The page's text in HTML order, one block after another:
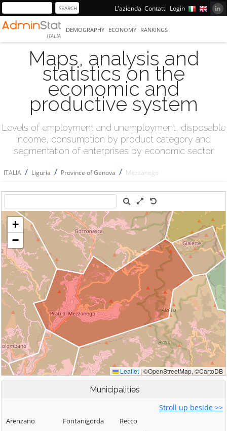
L'azienda Contatti Login
ITALIA
DEMOGRAPHY ECONOMY RANKINGS
Maps, analysis and
statistics on the
economic and
productive system
Levels of employment and unemployment, disposable
income, consumption by product category and
segmentation of enterprises by economic sector
ITALIA / Liguria / Province of Genova / Mezzanego
Municipalities
Stroll up beside >>
Arenzano
Fontanigorda
Recco